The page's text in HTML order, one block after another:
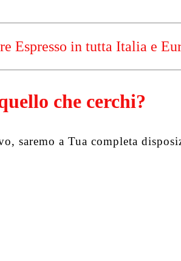
Espresso in tutta Italia e
che cerchi?
saremo a Tua completa